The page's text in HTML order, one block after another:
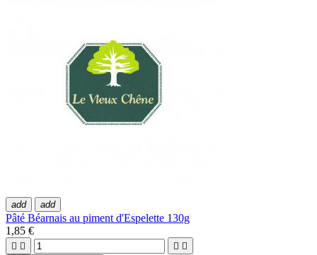
add add
Pâté Béarnais au piment d'Espelette 130g
1,85 €
   